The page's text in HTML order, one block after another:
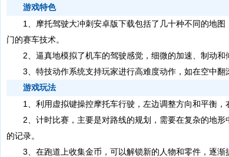
游戏特色
1、摩托驾驶大冲刺安卓版下载包括了几十种不同的地图
门的赛车技术。
2、逼真地模拟了机车的驾驶感觉，细微的加速、制动和
3、特技动作系统支持玩家进行高难度动作，如在空中翻
游戏玩法
1、利用虚拟键操控摩托车行驶，左边调整方向和平衡，
2、计时比赛，主要是对路线的规划，需要在复杂的地形
的记录。
3、在跑道上收集金币，可以解锁新的人物和零件，逐渐